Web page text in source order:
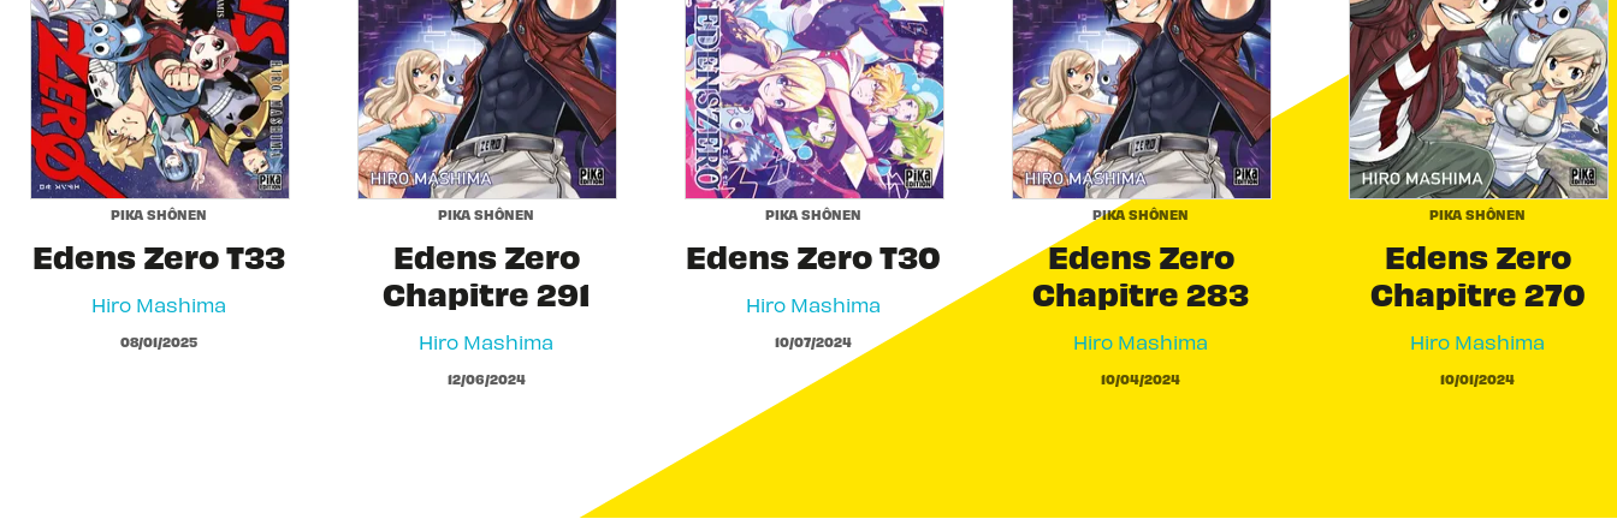
PIKA SHÔNEN
Edens Zero T33
Hiro Mashima
08/01/2025
PIKA SHÔNEN
Edens Zero
Chapitre 291
Hiro Mashima
12/06/2024
PIKA SHÔNEN
Edens Zero T30
Hiro Mashima
10/07/2024
PIKA SHÔNEN
Edens Zero
Chapitre 283
Hiro Mashima
10/04/2024
PIKA SHÔNEN
Edens Zero
Chapitre 270
Hiro Mashima
10/01/2024